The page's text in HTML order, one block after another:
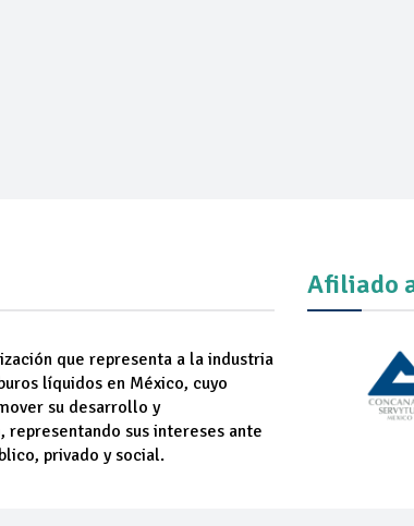
que representa a la industria
líquidos en México, cuyo
su desarrollo y
sus intereses ante
privado y social.
Afiliado